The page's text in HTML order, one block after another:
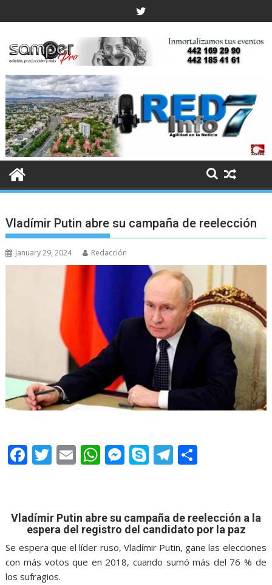
to
Vladímir Putin abre su campaña de reelección
January 29, 2024 Redacción
F
b
o
o
k
T
er
E
l
W
s
A
p
p
M
e
n
g
er
S
p
e
T
gr
a
m
e
Vladímir Putin abre su campaña de reelección a la
espera del registro del candidato por la paz
Se espera que el líder ruso, Vladímir Putin, gane las elecciones
con más votos que en 2018, cuando sumó más del 76 % de
los sufragios.